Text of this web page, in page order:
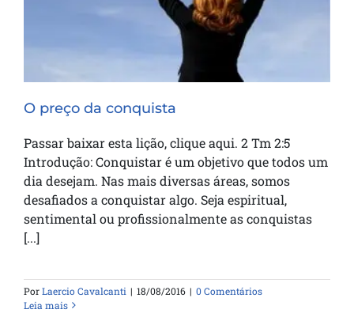
O preço da conquista
Passar baixar esta lição, clique aqui. 2 Tm 2:5
Introdução: Conquistar é um objetivo que todos um
dia desejam. Nas mais diversas áreas, somos
desafiados a conquistar algo. Seja espiritual,
sentimental ou profissionalmente as conquistas
[...]
PorLaercio Cavalcanti | 18/08/2016 | 0 Comentários
Leia mais